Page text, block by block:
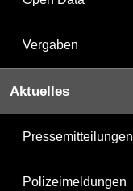
Vergaben
Aktuelles
Pressemitteilungen
Polizeimeldungen